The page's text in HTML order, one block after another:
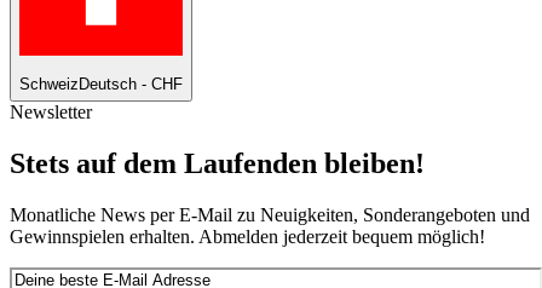
Schweiz Deutsch - CHF
Newsletter
Stets auf dem Laufenden bleiben!
Monatliche News per E-Mail zu Neuigkeiten, Sonderangeboten und
Gewinnspielen erhalten. Abmelden jederzeit bequem möglich!